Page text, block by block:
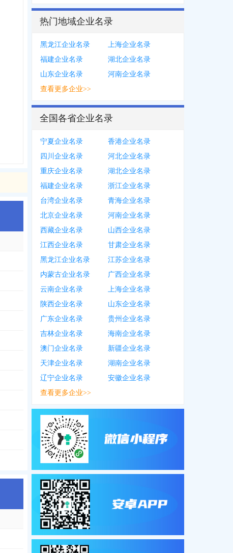
热门地域企业名录
黑龙江企业名录
上海企业名录
福建企业名录
湖北企业名录
山东企业名录
河南企业名录
查看更多企业>>
全国各省企业名录
宁夏企业名录
香港企业名录
四川企业名录
河北企业名录
重庆企业名录
湖北企业名录
福建企业名录
浙江企业名录
台湾企业名录
青海企业名录
北京企业名录
河南企业名录
西藏企业名录
山西企业名录
江西企业名录
甘肃企业名录
黑龙江企业名录
江苏企业名录
内蒙古企业名录
广西企业名录
云南企业名录
上海企业名录
陕西企业名录
山东企业名录
广东企业名录
贵州企业名录
吉林企业名录
海南企业名录
澳门企业名录
新疆企业名录
天津企业名录
湖南企业名录
辽宁企业名录
安徽企业名录
查看更多企业>>